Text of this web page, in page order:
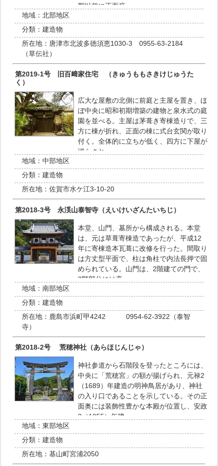
期以前に正面庇…
地域： 北部地区
分類： 建造物
所在地： 唐津市北波多徳須恵1030-3 0955-63-2184
（草伝社）
第2019-1号 旧百﨑家住宅 （きゅうももさきけじゅうた
く）
広大な屋敷の北側に前庭と主屋を置き、ほ
ぼ中央に昭和初期増築の建物と泉水式の庭
園を並べる。主屋は茅葺き寄棟造りで、三
方に棟が折れ、正面の棟に式台玄関が取り
付く。全体的に立ちが低く、四方に下屋が
巡らされ…
地域： 中部地区
分類： 建造物
所在地： 佐賀市水ケ江3-10-20
第2018-3号 永渓山泰智寺（えいけいざんたいちじ）
本堂、山門、墓所から構成される。本堂
は、元は草葺寄棟造であったが、平成12
年に寄棟造本瓦葺に改修を行った。間取り
は方丈型平面で、柱は角柱で内法長押で固
められている。山門は、2階建ての門で、
2階部分には高…
地域： 南部地区
分類： 建造物
所在地： 鹿島市浜町甲4242 0954-62-3922（泰智
寺）
第2018-2号 荒穂神社（あらほじんじゃ）
神社参道から石階段を登ったところには、
中央に「荒穂宮」の額が揚げられ、元禄2
（1689）年建造の明神鳥居があり、神社
の入り口であることを示している。その正
面奥には装飾性豊かな本殿が位置し、安政
2（1855）年建…
地域： 東部地区
分類： 建造物
所在地： 基山町宮浦2050